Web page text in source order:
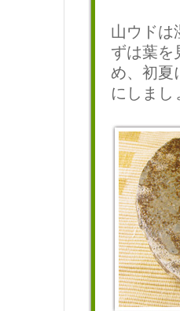
山ウドは
ずは葉を
め、初夏
にしまし